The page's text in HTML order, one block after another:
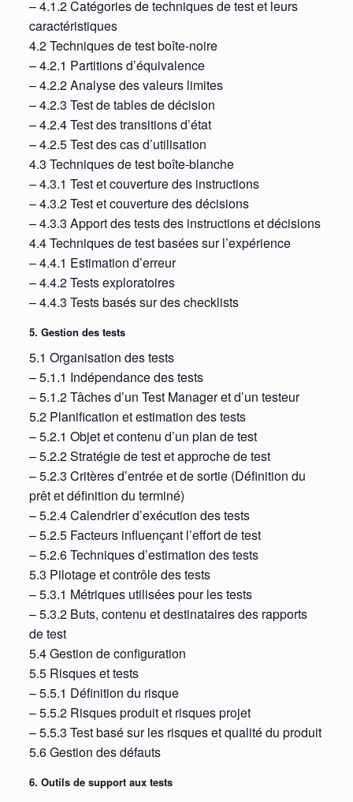
– 4.1.2 Catégories de techniques de test et leurs
caractéristiques
4.2 Techniques de test boîte-noire
– 4.2.1 Partitions d’équivalence
– 4.2.2 Analyse des valeurs limites
– 4.2.3 Test de tables de décision
– 4.2.4 Test des transitions d’état
– 4.2.5 Test des cas d’utilisation
4.3 Techniques de test boîte-blanche
– 4.3.1 Test et couverture des instructions
– 4.3.2 Test et couverture des décisions
– 4.3.3 Apport des tests des instructions et décisions
4.4 Techniques de test basées sur l’expérience
– 4.4.1 Estimation d’erreur
– 4.4.2 Tests exploratoires
– 4.4.3 Tests basés sur des checklists
5. Gestion des tests
5.1 Organisation des tests
– 5.1.1 Indépendance des tests
– 5.1.2 Tâches d’un Test Manager et d’un testeur
5.2 Planification et estimation des tests
– 5.2.1 Objet et contenu d’un plan de test
– 5.2.2 Stratégie de test et approche de test
– 5.2.3 Critères d’entrée et de sortie (Définition du
prêt et définition du terminé)
– 5.2.4 Calendrier d’exécution des tests
– 5.2.5 Facteurs influençant l’effort de test
– 5.2.6 Techniques d’estimation des tests
5.3 Pilotage et contrôle des tests
– 5.3.1 Métriques utilisées pour les tests
– 5.3.2 Buts, contenu et destinataires des rapports
de test
5.4 Gestion de configuration
5.5 Risques et tests
– 5.5.1 Définition du risque
– 5.5.2 Risques produit et risques projet
– 5.5.3 Test basé sur les risques et qualité du produit
5.6 Gestion des défauts
6. Outils de support aux tests